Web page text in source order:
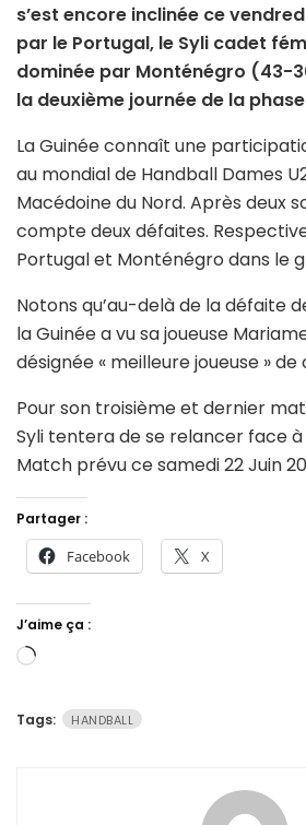
s’est encore inclinée ce
par le Portugal, le Syli cadet
dominée par Monténégro (43-
la deuxième journée de la
La Guinée connaît une
au mondial de Handball Dames
Macédoine du Nord. Après deux
compte deux défaites.
Portugal et Monténégro dans le
Notons qu’au-delà de la défaite
la Guinée a vu sa joueuse
désignée « meilleure joueuse »
Pour son troisième et dernier
Syli tentera de se relancer face à
Match prévu ce samedi 22 Juin
Partager :
Facebook X
J’aime ça :
Chargement…
Tags: HANDBALL